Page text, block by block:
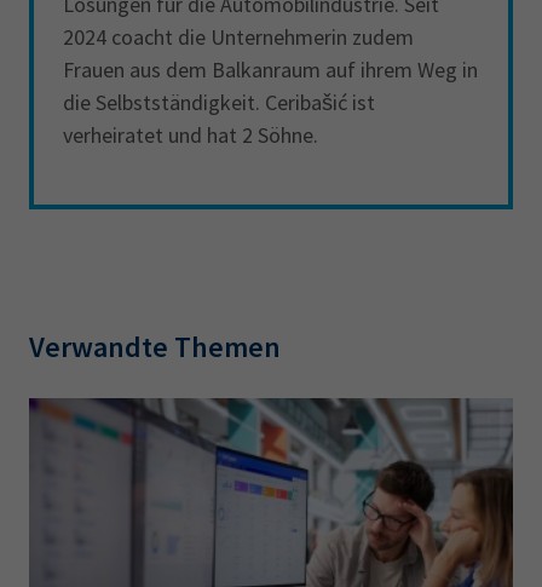
2024 coacht die Unternehmerin zudem
Frauen aus dem Balkanraum auf ihrem Weg in
die Selbstständigkeit. Ceribašić ist
verheiratet und hat 2 Söhne.
Verwandte Themen